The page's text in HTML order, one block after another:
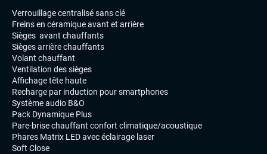
Verrouillage centralisé sans clé
Freins en céramique avant et arrière
Sièges avant chauffants
Sièges arrière chauffants
Volant chauffant
Ventilation des sièges
Affichage tête haute
Recharge par induction pour smartphones
Système audio B&O
Pack Dynamique Plus
Pare-brise chauffant confort climatique/acoustique
Phares Matrix LED avec éclairage laser
Soft Close